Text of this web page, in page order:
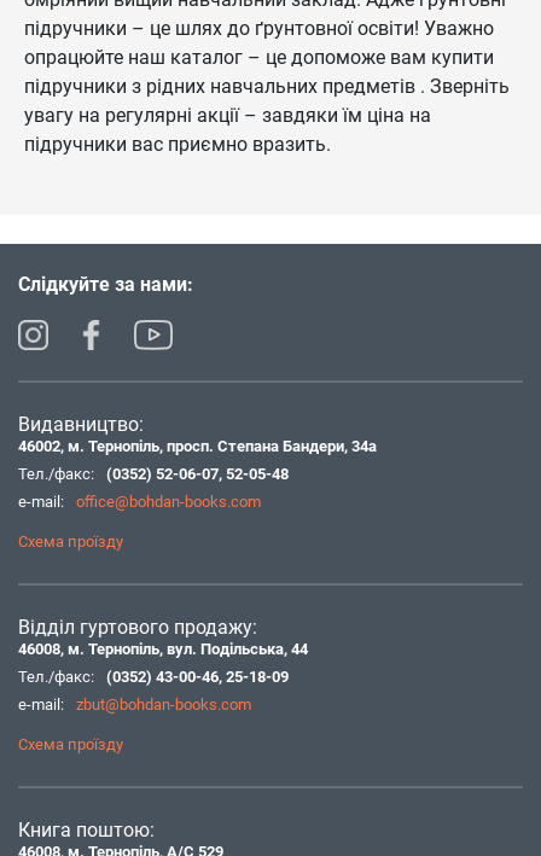
підручники – це шлях до ґрунтовної освіти! Уважно
опрацюйте наш каталог – це допоможе вам купити
підручники з рідних навчальних предметів . Зверніть
увагу на регулярні акції – завдяки їм ціна на
підручники вас приємно вразить.
Слідкуйте за нами:
Видавництво:
46002, м. Тернопіль, просп. Степана Бандери, 34а
Тел./факс:
(0352) 52-06-07, 52-05-48
e-mail:
office@bohdan-books.com
Схема проїзду
Відділ гуртового продажу:
46008, м. Тернопіль, вул. Подільська, 44
Тел./факс:
(0352) 43-00-46, 25-18-09
e-mail:
zbut@bohdan-books.com
Схема проїзду
Книга поштою:
46008, м. Тернопіль, А/С 529